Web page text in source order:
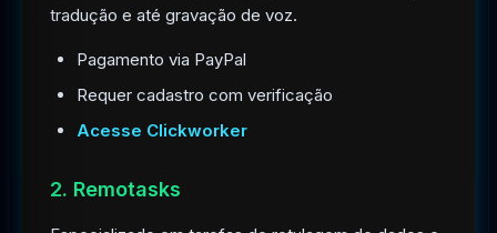
tradução e até gravação de voz.
Pagamento via PayPal
Requer cadastro com verificação
Acesse Clickworker
2. Remotasks